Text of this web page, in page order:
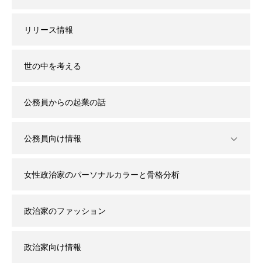
リリース情報
世の中を考える
公務員からの起業の話
公務員向け情報
女性政治家のパーソナルカラーと骨格分析
政治家のファッション
政治家向け情報